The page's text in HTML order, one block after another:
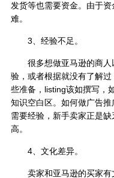
发货等也需要资金。由于
难。
3、经验不足。
很多想做亚马逊的商人
验，或者根据就没有了解
些准备，listing该如撰写，
知识空白区。如何做广告
需要经验，新手卖家正是
高。
4、文化差异。
卖家和亚马逊的买家有